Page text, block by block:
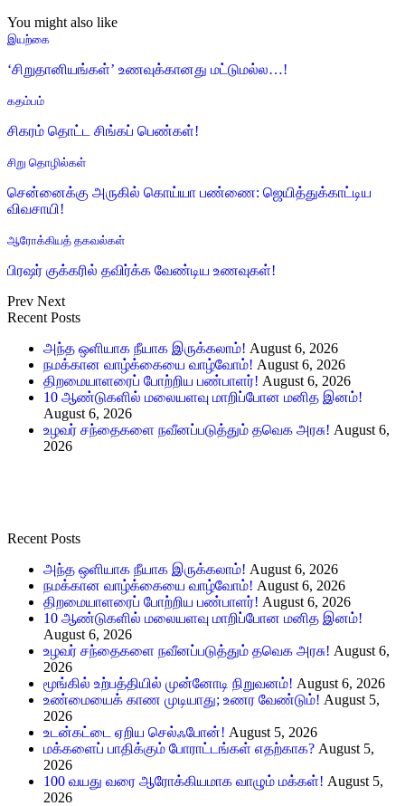
You might also like
இயற்கை
‘சிறுதானியங்கள்’ உணவுக்கானது மட்டுமல்ல…!
கதம்பம்
சிகரம் தொட்ட சிங்கப் பெண்கள்!
சிறு தொழில்கள்
சென்னைக்கு அருகில் கொய்யா பண்ணை: ஜெயித்துக்காட்டிய
விவசாயி!
ஆரோக்கியத் தகவல்கள்
பிரஷர் குக்கரில் தவிர்க்க வேண்டிய உணவுகள்!
Prev Next
Recent Posts
அந்த ஒளியாக நீயாக இருக்கலாம்! August 6, 2026
நமக்கான வாழ்க்கையை வாழ்வோம்! August 6, 2026
திறமையாளரைப் போற்றிய பண்பாளர்! August 6, 2026
10 ஆண்டுகளில் மலையளவு மாறிப்போன மனித இனம்!
August 6, 2026
உழவர் சந்தைகளை நவீனப்படுத்தும் தவெக அரசு! August 6,
2026
Recent Posts
அந்த ஒளியாக நீயாக இருக்கலாம்! August 6, 2026
நமக்கான வாழ்க்கையை வாழ்வோம்! August 6, 2026
திறமையாளரைப் போற்றிய பண்பாளர்! August 6, 2026
10 ஆண்டுகளில் மலையளவு மாறிப்போன மனித இனம்!
August 6, 2026
உழவர் சந்தைகளை நவீனப்படுத்தும் தவெக அரசு! August 6,
2026
மூங்கில் உற்பத்தியில் முன்னோடி நிறுவனம்! August 6, 2026
உண்மையைக் காண முடியாது; உணர வேண்டும்! August 5,
2026
உடன்கட்டை ஏறிய செல்ஃபோன்! August 5, 2026
மக்களைப் பாதிக்கும் போராட்டங்கள் எதற்காக? August 5,
2026
100 வயது வரை ஆரோக்கியமாக வாழும் மக்கள்! August 5,
2026